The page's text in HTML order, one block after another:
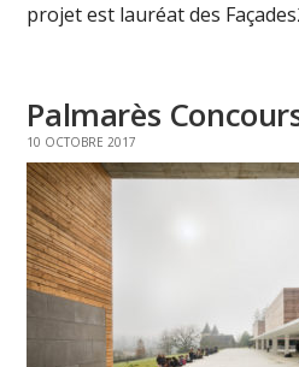
projet est lauréat des
Palmarès
10 OCTOBRE 2017